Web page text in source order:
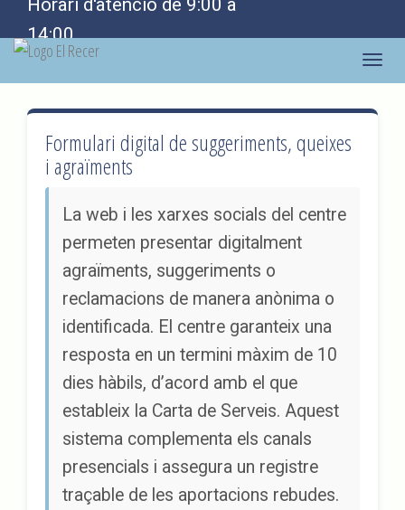
Horari d'atenció de 9:00 a
14:00
Formulari digital de suggeriments, queixes
i agraïments
La web i les xarxes socials del centre
permeten presentar digitalment
agraïments, suggeriments o
reclamacions de manera anònima o
identificada. El centre garanteix una
resposta en un termini màxim de 10
dies hàbils, d’acord amb el que
estableix la Carta de Serveis. Aquest
sistema complementa els canals
presencials i assegura un registre
traçable de les aportacions rebudes.